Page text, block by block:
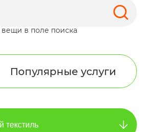
вещи в поле поиска
Популярные услуги